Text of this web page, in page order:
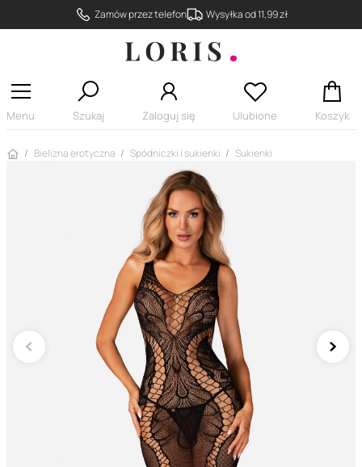
Zamów przez telefon Wysyłka od 11,99 zł
Menu Szukaj Zaloguj się Ulubione Koszyk
Strona główna
Bielizna erotyczna Spódniczki i sukienki Sukienki